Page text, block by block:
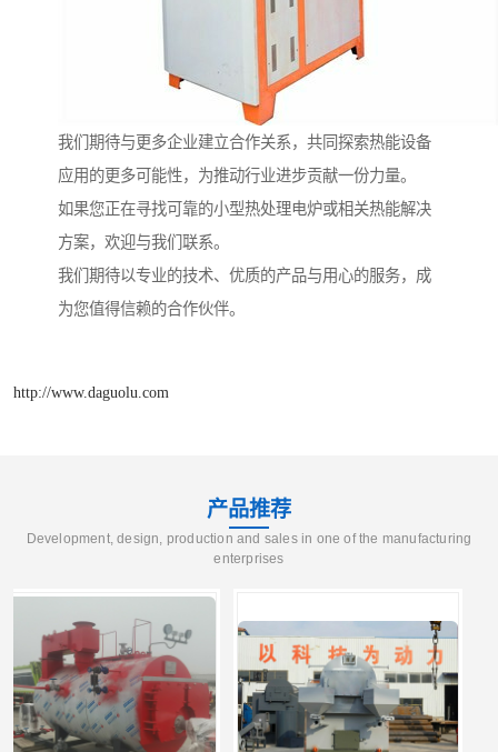
我们期待与更多企业建立合作关系，共同探索热能设备
应用的更多可能性，为推动行业进步贡献一份力量。
如果您正在寻找可靠的小型热处理电炉或相关热能解决
方案，欢迎与我们联系。
我们期待以专业的技术、优质的产品与用心的服务，成
为您值得信赖的合作伙伴。
http://www.daguolu.com
产品推荐
Development, design, production and sales in one of the manufacturing
enterprises